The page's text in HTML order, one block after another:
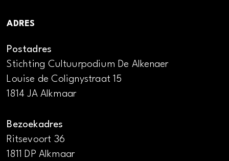
ADRES
Postadres
Stichting Cultuurpodium De Alkenaer
Louise de Colignystraat 15
1814 JA Alkmaar
Bezoekadres
Ritsevoort 36
1811 DP Alkmaar